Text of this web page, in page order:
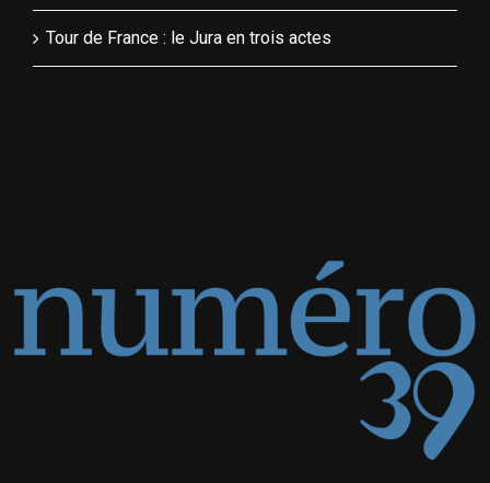
Tour de France : le Jura en trois actes